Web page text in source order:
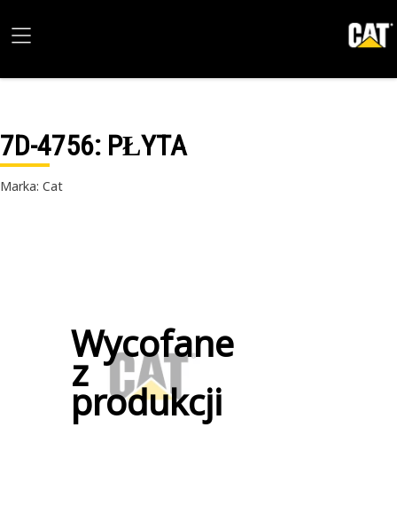
7D-4756: PŁYTA
Marka: Cat
Wycofane
z
produkcji